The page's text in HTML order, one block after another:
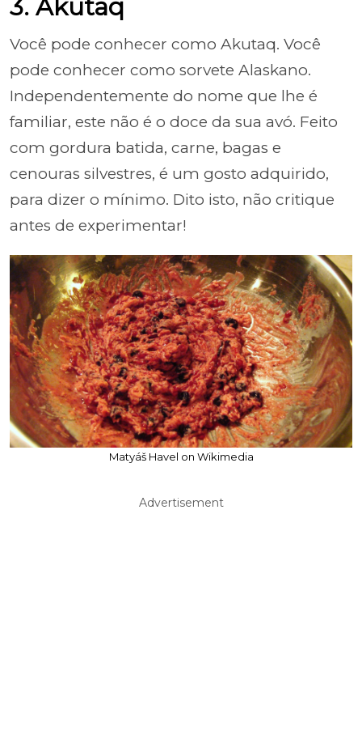
3. Akutaq
Você pode conhecer como Akutaq. Você
pode conhecer como sorvete Alaskano.
Independentemente do nome que lhe é
familiar, este não é o doce da sua avó. Feito
com gordura batida, carne, bagas e
cenouras silvestres, é um gosto adquirido,
para dizer o mínimo. Dito isto, não critique
antes de experimentar!
Matyáš Havel on Wikimedia
Advertisement